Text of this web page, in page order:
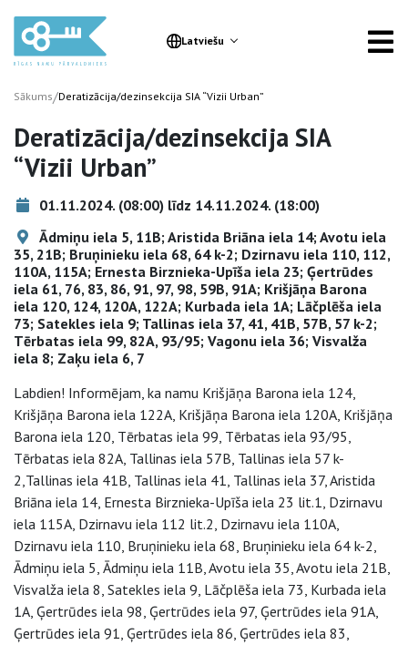
Latviešu
Sākums/Deratizācija/dezinsekcija SIA “Vizii Urban”
Deratizācija/dezinsekcija SIA
“Vizii Urban”
01.11.2024. (08:00) līdz 14.11.2024. (18:00)
Ādmiņu iela 5, 11B; Aristida Briāna iela 14; Avotu iela
35, 21B; Bruņinieku iela 68, 64 k-2; Dzirnavu iela 110, 112,
110A, 115A; Ernesta Birznieka-Upīša iela 23; Ģertrūdes
iela 61, 76, 83, 86, 91, 97, 98, 59B, 91A; Krišjāņa Barona
iela 120, 124, 120A, 122A; Kurbada iela 1A; Lāčplēša iela
73; Satekles iela 9; Tallinas iela 37, 41, 41B, 57B, 57 k-2;
Tērbatas iela 99, 82A, 93/95; Vagonu iela 36; Visvalža
iela 8; Zaķu iela 6, 7
Labdien! Informējam, ka namu Krišjāņa Barona iela 124,
Krišjāņa Barona iela 122A, Krišjāņa Barona iela 120A, Krišjāņa
Barona iela 120, Tērbatas iela 99, Tērbatas iela 93/95,
Tērbatas iela 82A, Tallinas iela 57B, Tallinas iela 57 k-
2,Tallinas iela 41B, Tallinas iela 41, Tallinas iela 37, Aristida
Briāna iela 14, Ernesta Birznieka-Upīša iela 23 lit.1, Dzirnavu
iela 115A, Dzirnavu iela 112 lit.2, Dzirnavu iela 110A,
Dzirnavu iela 110, Bruņinieku iela 68, Bruņinieku iela 64 k-2,
Ādmiņu iela 5, Ādmiņu iela 11B, Avotu iela 35, Avotu iela 21B,
Visvalža iela 8, Satekles iela 9, Lāčplēša iela 73, Kurbada iela
1A, Ģertrūdes iela 98, Ģertrūdes iela 97, Ģertrūdes iela 91A,
Ģertrūdes iela 91, Ģertrūdes iela 86, Ģertrūdes iela 83,